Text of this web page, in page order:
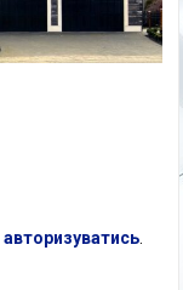
авторизуватись.